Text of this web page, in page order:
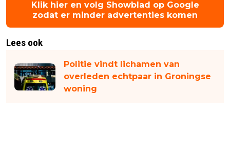
Klik hier en volg Showblad op Google
zodat er minder advertenties komen
Lees ook
Politie vindt lichamen van
overleden echtpaar in Groningse
woning